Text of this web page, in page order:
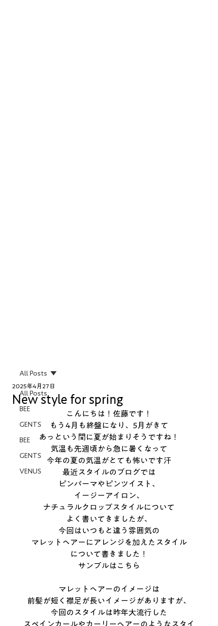
All Posts
BEE
GENTS
BEE
GENTS
VENUS
All Posts
New style for spring
2025年4月27日
こんにちは！佐藤です！
もう4月も終盤になり、5月がきて
あっという間に夏が始まりそうですね！
気温も先週頃から急に暑くなって
今年の夏の気温がとても怖いです汗
最近スタイルのブログでは
ピンパーマやピンツイスト、
イージーアイロン、
ナチュラルクロップスタイルについて
よく書いてきましたが、
今回はいつもと違う 雰囲気の
マレットヘアーにアレンジを加えたスタイル
について書きました！
サンプルはこちら
マレットヘアーのイメージは
前髪が短く襟足が長いイメージがありますが、
今回のスタイルは昨年大流行した
スペインカールやカーリーヘアーのようなスタイ